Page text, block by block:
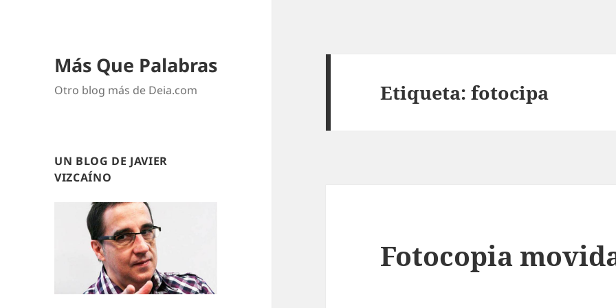
Más Que Palabras
Otro blog más de Deia.com
UN BLOG DE JAVIER
VIZCAÍNO
Etiqueta:fotocipa
Fotocopia